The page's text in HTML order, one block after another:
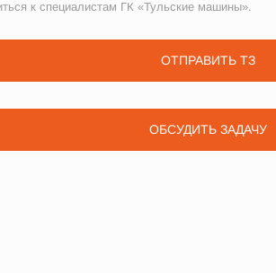
к специалистам ГК «Тульские машины».
ОТПРАВИТЬ ТЗ
ОБСУДИТЬ ЗАДАЧУ